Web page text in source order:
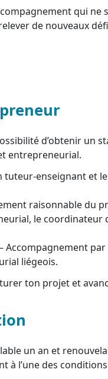
qui ne
de nouveaux
d’obtenir un
entrepreneurial.
tuteur-enseignant et le
raisonnable du
le coordinateur
Accompagnement
liégeois.
ton projet et
un an et
à l’une des